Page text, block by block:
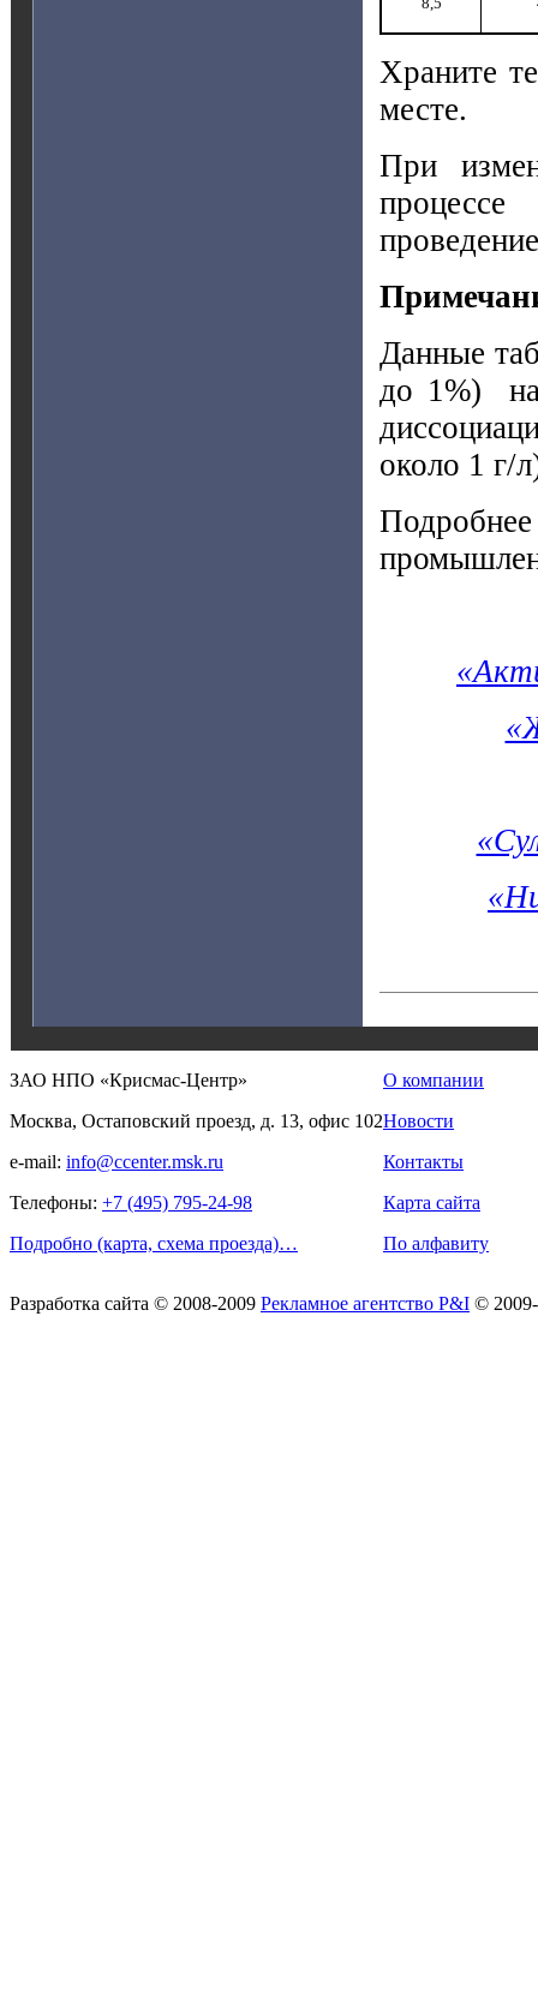
Храните
месте.
При
Данные
до 1%) на
около 1 г/
ЗАО НПО «Крисмас-Центр»
Москва, Остаповский проезд, д. 13, офис 102
e-mail: info@ccenter.msk.ru
Телефоны: +7 (495) 795-24-98
Подробно (карта, схема проезда)…
О компании
Новости
Контакты
Карта сайта
По алфавиту
Разработка сайта © 2008-2009 Рекламное агентство P&I ©